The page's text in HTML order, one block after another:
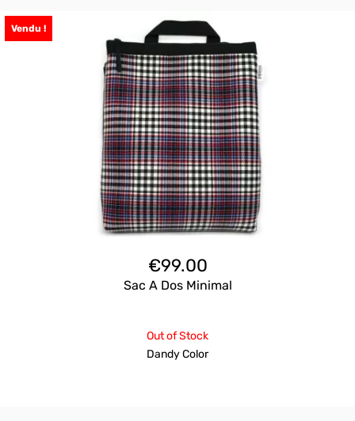
Vendu !
€99.00
Sac A Dos Minimal
Out of Stock
Dandy Color